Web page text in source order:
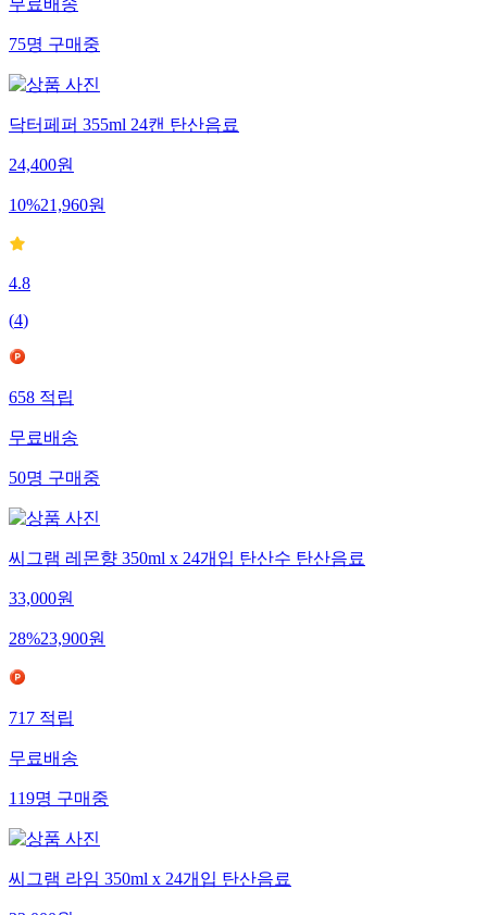
무료배송
75명구매중
닥터페퍼 355ml 24캔 탄산음료
24,400원
10%21,960원
4.8
(4)
658적립
무료배송
50명구매중
씨그램 레몬향 350ml x 24개입 탄산수 탄산음료
33,000원
28%23,900원
717적립
무료배송
119명구매중
씨그램 라임 350ml x 24개입 탄산음료